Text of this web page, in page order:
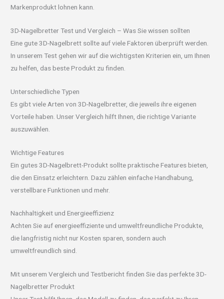
Markenprodukt lohnen kann.
3D-Nagelbretter Test und Vergleich – Was Sie wissen sollten
Eine gute 3D-Nagelbrett sollte auf viele Faktoren überprüft werden.
In unserem Test gehen wir auf die wichtigsten Kriterien ein, um Ihnen
zu helfen, das beste Produkt zu finden.
Unterschiedliche Typen
Es gibt viele Arten von 3D-Nagelbretter, die jeweils ihre eigenen
Vorteile haben. Unser Vergleich hilft Ihnen, die richtige Variante
auszuwählen.
Wichtige Features
Ein gutes 3D-Nagelbrett-Produkt sollte praktische Features bieten,
die den Einsatz erleichtern. Dazu zählen einfache Handhabung,
verstellbare Funktionen und mehr.
Nachhaltigkeit und Energieeffizienz
Achten Sie auf energieeffiziente und umweltfreundliche Produkte,
die langfristig nicht nur Kosten sparen, sondern auch
umweltfreundlich sind.
Mit unserem Vergleich und Testbericht finden Sie das perfekte 3D-
Nagelbretter Produkt